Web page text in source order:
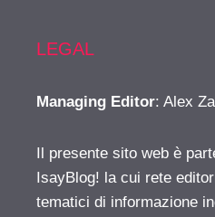
LEGAL
Managing Editor: Alex
Il presente sito web è
IsayBlog! la cui rete
tematici di informazione